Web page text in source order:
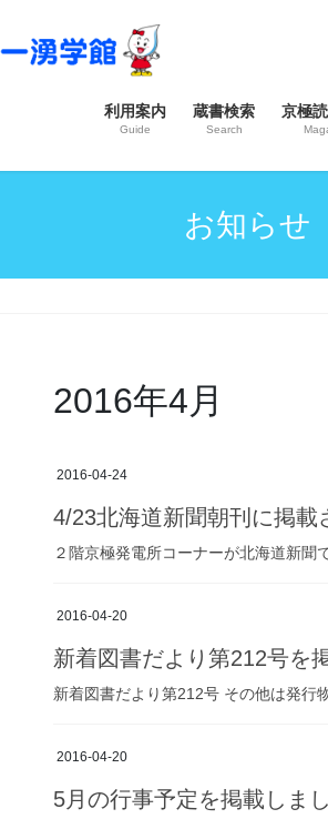
利用案内
Guide
蔵書検索
Search
京極
お知らせ
2016年4月
2016-04-24
4/23北海道新聞朝刊に掲載
２階京極発電所コーナーが北海道新聞
2016-04-20
新着図書だより第212号を
新着図書だより第212号 その他は発行
2016-04-20
5月の行事予定を掲載しま